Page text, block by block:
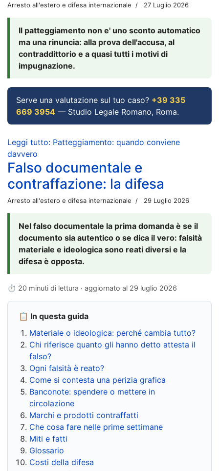
Arresto all'estero e difesa internazionale 27 Luglio 2026
Il patteggiamento non e' uno sconto automatico
ma una rinuncia: alla prova dell'accusa, al
contraddittorio e a quasi tutti i motivi di
impugnazione.
Serve una valutazione sul tuo caso? +39 335
669 3954 — Studio Legale Romano, Roma.
Leggi tutto: Patteggiamento: quando conviene
davvero
Falso documentale e
contraffazione: la difesa
Arresto all'estero e difesa internazionale 29 Luglio 2026
Nel falso documentale la prima domanda è se il
documento sia autentico o se dica il vero: falsità
materiale e ideologica sono reati diversi e la
difesa è opposta.
⏱ 20 minuti di lettura · aggiornato al 29 luglio 2026
📋 In questa guida
Materiale o ideologica: perché cambia tutto?
Chi riferisce quanto gli hanno detto attesta il
falso?
Ogni falsità è reato?
Come si contesta una perizia grafica
Banconote: spendere o mettere in
circolazione
Marchi e prodotti contraffatti
Che cosa fare nelle prime settimane
Miti e fatti
Glossario
Costi della difesa